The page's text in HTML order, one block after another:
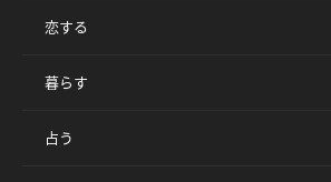
恋する
暮らす
占う